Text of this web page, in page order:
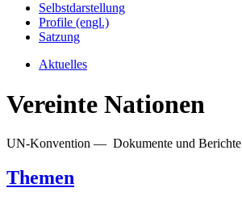
Selbstdarstellung
Profile (engl.)
Satzung
Aktuelles
Vereinte Nationen
UN-Konvention — Dokumente und Berichte
Themen